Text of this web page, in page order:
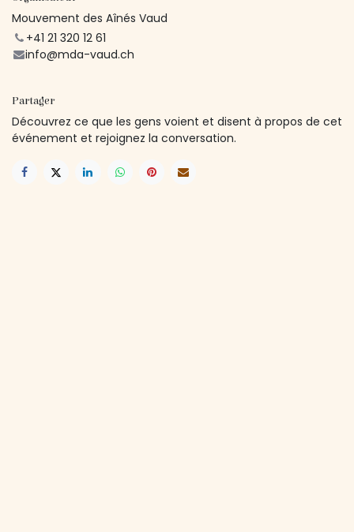
Mouvement des Aînés Vaud
+41 21 320 12 61
info@mda-vaud.ch
Partager
Découvrez ce que les gens voient et disent à propos de cet
événement et rejoignez la conversation.